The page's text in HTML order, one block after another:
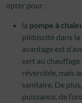
opter pour :
la pompe à
plébiscité dans
avantage est
sert au
réversible, mais
sanitaire. De
puissance, de